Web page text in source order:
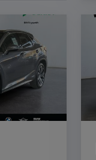
aller